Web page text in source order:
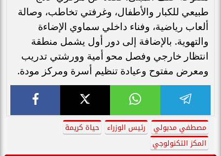
طبيعي للكبار والأطفال، وغرفتي تخاطب، وصالة
ألعاب رياضية، وفناء داخلي سماوي الإضاءة
والتهوية. بالإضافة إلى دور أول يشمل منطقة
انتظار خارجي وفصل محو أمية وورشتي تدريب
ومعرض مفتوح وعيادة تنظيم أسرة ومركز مودة.
مصطفي مدبولي رئيس الوزراء
حياة كريمة
المكز التكنولوجي